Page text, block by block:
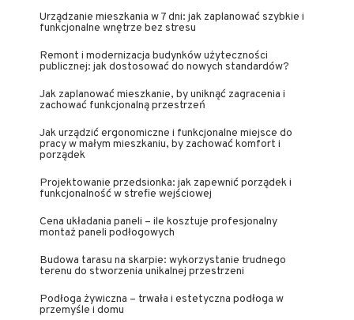
Urządzanie mieszkania w 7 dni: jak zaplanować szybkie i
funkcjonalne wnętrze bez stresu
Remont i modernizacja budynków użyteczności
publicznej: jak dostosować do nowych standardów?
Jak zaplanować mieszkanie, by uniknąć zagracenia i
zachować funkcjonalną przestrzeń
Jak urządzić ergonomiczne i funkcjonalne miejsce do
pracy w małym mieszkaniu, by zachować komfort i
porządek
Projektowanie przedsionka: jak zapewnić porządek i
funkcjonalność w strefie wejściowej
Cena układania paneli – ile kosztuje profesjonalny
montaż paneli podłogowych
Budowa tarasu na skarpie: wykorzystanie trudnego
terenu do stworzenia unikalnej przestrzeni
Podłoga żywiczna – trwała i estetyczna podłoga w
przemyśle i domu